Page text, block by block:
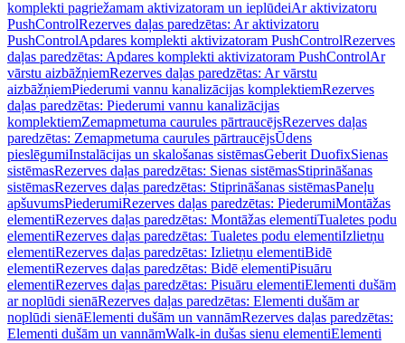
komplekti pagriežamam aktivizatoram un ieplūdeiAr aktivizatoru
PushControlRezerves daļas paredzētas: Ar aktivizatoru
PushControlApdares komplekti aktivizatoram PushControlRezerves
daļas paredzētas: Apdares komplekti aktivizatoram PushControlAr
vārstu aizbāžņiemRezerves daļas paredzētas: Ar vārstu
aizbāžņiemPiederumi vannu kanalizācijas komplektiemRezerves
daļas paredzētas: Piederumi vannu kanalizācijas
komplektiemZemapmetuma caurules pārtraucējsRezerves daļas
paredzētas: Zemapmetuma caurules pārtraucējsŪdens
pieslēgumiInstalācijas un skalošanas sistēmasGeberit DuofixSienas
sistēmasRezerves daļas paredzētas: Sienas sistēmasStiprināšanas
sistēmasRezerves daļas paredzētas: Stiprināšanas sistēmasPaneļu
apšuvumsPiederumiRezerves daļas paredzētas: PiederumiMontāžas
elementiRezerves daļas paredzētas: Montāžas elementiTualetes podu
elementiRezerves daļas paredzētas: Tualetes podu elementiIzlietņu
elementiRezerves daļas paredzētas: Izlietņu elementiBidē
elementiRezerves daļas paredzētas: Bidē elementiPisuāru
elementiRezerves daļas paredzētas: Pisuāru elementiElementi dušām
ar noplūdi sienāRezerves daļas paredzētas: Elementi dušām ar
noplūdi sienāElementi dušām un vannāmRezerves daļas paredzētas:
Elementi dušām un vannāmWalk-in dušas sienu elementiElementi